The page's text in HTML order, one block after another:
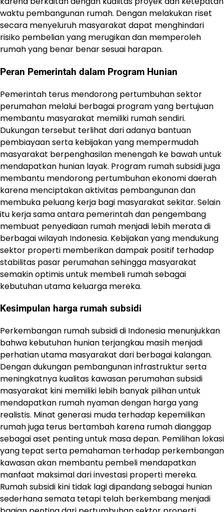
waktu pembangunan rumah. Dengan melakukan riset
secara menyeluruh masyarakat dapat menghindari
risiko pembelian yang merugikan dan memperoleh
rumah yang benar benar sesuai harapan.
Peran Pemerintah dalam Program Hunian
Pemerintah terus mendorong pertumbuhan sektor
perumahan melalui berbagai program yang bertujuan
membantu masyarakat memiliki rumah sendiri.
Dukungan tersebut terlihat dari adanya bantuan
pembiayaan serta kebijakan yang mempermudah
masyarakat berpenghasilan menengah ke bawah untuk
mendapatkan hunian layak. Program rumah subsidi juga
membantu mendorong pertumbuhan ekonomi daerah
karena menciptakan aktivitas pembangunan dan
membuka peluang kerja bagi masyarakat sekitar. Selain
itu kerja sama antara pemerintah dan pengembang
membuat penyediaan rumah menjadi lebih merata di
berbagai wilayah Indonesia. Kebijakan yang mendukung
sektor properti memberikan dampak positif terhadap
stabilitas pasar perumahan sehingga masyarakat
semakin optimis untuk membeli rumah sebagai
kebutuhan utama keluarga mereka.
Kesimpulan harga rumah subsidi
Perkembangan rumah subsidi di Indonesia menunjukkan
bahwa kebutuhan hunian terjangkau masih menjadi
perhatian utama masyarakat dari berbagai kalangan.
Dengan dukungan pembangunan infrastruktur serta
meningkatnya kualitas kawasan perumahan subsidi
masyarakat kini memiliki lebih banyak pilihan untuk
mendapatkan rumah nyaman dengan harga yang
realistis. Minat generasi muda terhadap kepemilikan
rumah juga terus bertambah karena rumah dianggap
sebagai aset penting untuk masa depan. Pemilihan lokasi
yang tepat serta pemahaman terhadap perkembangan
kawasan akan membantu pembeli mendapatkan
manfaat maksimal dari investasi properti mereka.
Rumah subsidi kini tidak lagi dipandang sebagai hunian
sederhana semata tetapi telah berkembang menjadi